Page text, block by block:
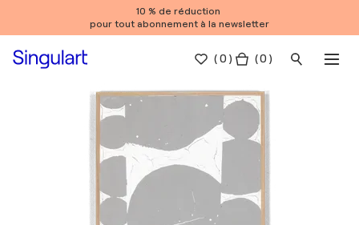
10 % de réduction
pour tout abonnement à la newsletter
(0 ) ( 0 )